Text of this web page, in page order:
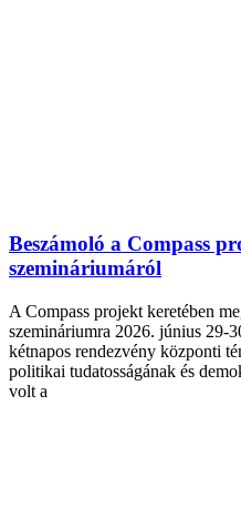
Beszámoló a Compass
szemináriumáról
A Compass projekt keretében
szemináriumra 2026. június 29-
kétnapos rendezvény központi
politikai tudatosságának és
volt a